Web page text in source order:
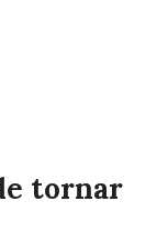
tornar